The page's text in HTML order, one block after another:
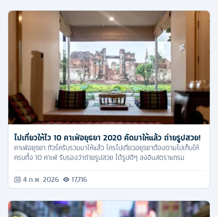
ไปเที่ยวให้ไว 10 คาเฟ่อยุธยา 2020 คัดมาให้แล้ว ถ่ายรูปสวย!
คาเฟ่อยุธยา ทัวร์ครับรวมมาให้แล้ว ใครไปเที่ยวอยุธยาต้องตามไปเก็บให้
ครบทั้ง 10 คาเฟ่ รับรองว่าถ่ายรูปสวย ได้รูปดีๆ ลงอินสตราแกรม
4 ก.พ. 2026 17,716